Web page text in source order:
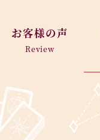
お客様の声
Review